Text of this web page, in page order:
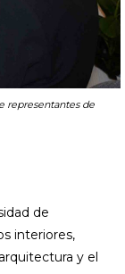
representantes de
de
interiores,
y el